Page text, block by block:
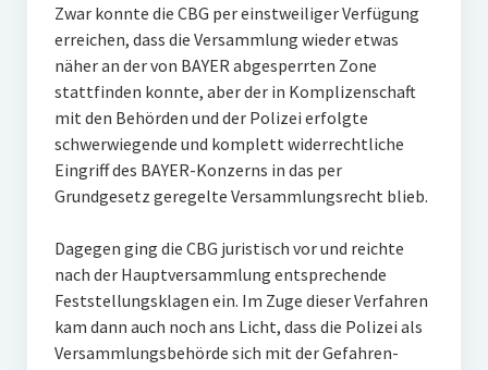
Zwar konnte die CBG per einstweiliger Verfügung
erreichen, dass die Versammlung wieder etwas
näher an der von BAYER abgesperrten Zone
stattfinden konnte, aber der in Komplizenschaft
mit den Behörden und der Polizei erfolgte
schwerwiegende und komplett widerrechtliche
Eingriff des BAYER-Konzerns in das per
Grundgesetz geregelte Versammlungsrecht blieb.
Dagegen ging die CBG juristisch vor und reichte
nach der Hauptversammlung entsprechende
Feststellungsklagen ein. Im Zuge dieser Verfahren
kam dann auch noch ans Licht, dass die Polizei als
Versammlungsbehörde sich mit der Gefahren-